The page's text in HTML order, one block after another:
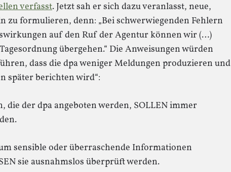
verfasst. Jetzt sah er sich dazu veranlasst, neue,
zu formulieren, denn: „Bei schwerwiegenden Fehlern
auf den Ruf der Agentur können wir (…)
übergehen.“ Die Anweisungen würden
dass die dpa weniger Meldungen produzieren und
später berichten wird“:
die der dpa angeboten werden, SOLLEN immer
sensible oder überraschende Informationen
sie ausnahmslos überprüft werden.